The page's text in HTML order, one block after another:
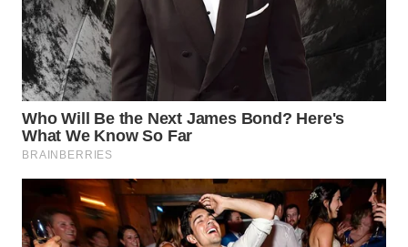
WN
INDRAMAYU
WN
KUNINGAN
WN
WN
SUBANG